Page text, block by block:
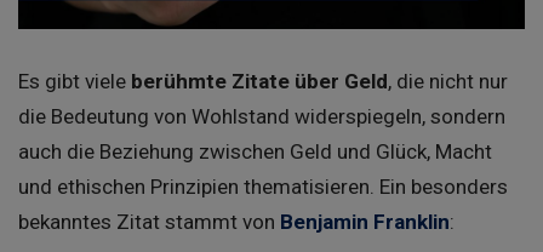
Es gibt viele berühmte Zitate über Geld, die nicht nur
die Bedeutung von Wohlstand widerspiegeln, sondern
auch die Beziehung zwischen Geld und Glück, Macht
und ethischen Prinzipien thematisieren. Ein besonders
bekanntes Zitat stammt von Benjamin Franklin: